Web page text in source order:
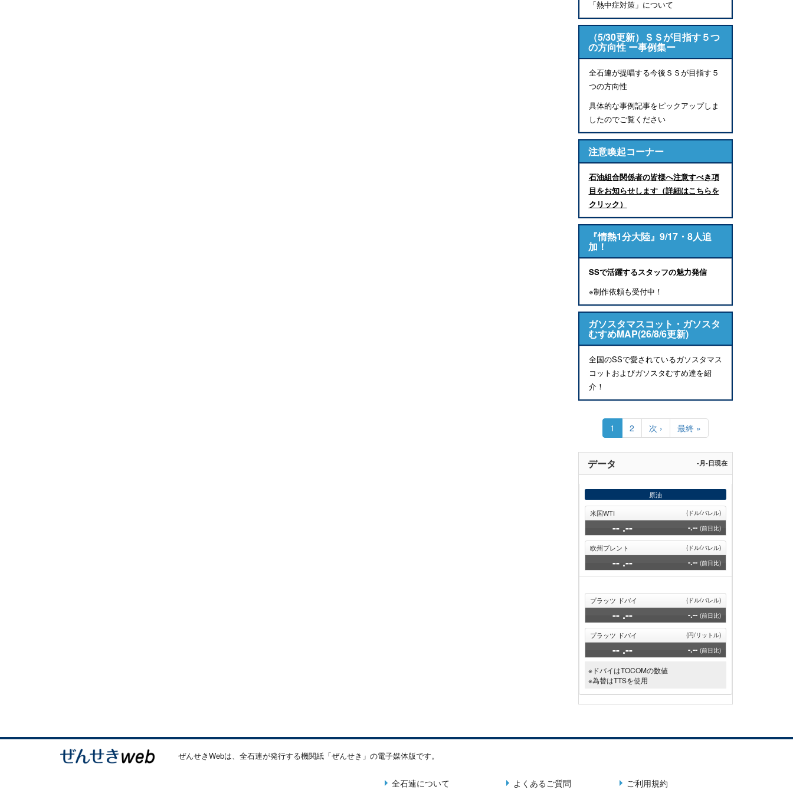
「熱中症対策」について
（5/30更新）ＳＳが目指す５つ
の方向性 ー事例集ー
全石連が提唱する今後ＳＳが目指す５
つの方向性
具体的な事例記事をピックアップしま
したのでご覧ください
注意喚起コーナー
石油組合関係者の皆様へ注意すべき項
目をお知らせします（詳細はこちらを
クリック）
『情熱1分大陸』9/17・8人追
加！
SSで活躍するスタッフの魅力発信
※制作依頼も受付中！
ガソスタマスコット・ガソスタ
むすめMAP(26/8/6更新)
全国のSSで愛されているガソスタマス
コットおよびガソスタむすめ達を紹
介！
送
り
カ
レ
ン
ト
ペ
1 Page
2
次
ペ
ー
次 ›
最
終
ペ
ジ
最終 »
データ -月-日現在
原油
米国WTI
(ドル/バレル)
-- .-- -.-- (前日比)
欧州ブレント (ドル/バレル)
-- .-- -.-- (前日比)
プラッツ ドバイ (ドル/バレル)
-- .-- -.-- (前日比)
プラッツ ドバイ (円/リットル)
-- .-- -.-- (前日比)
※ドバイはTOCOMの数値
※為替はTTSを使用
ぜんせきWebは、全石連が発行する機関紙「ぜんせき」の電子媒体版です。
ご利用規約
よくあるご質問
全石連について